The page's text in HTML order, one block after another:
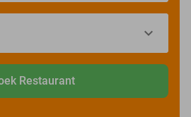
Restaurant